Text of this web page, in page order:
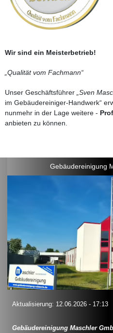
Wir sind ein Meisterbetrieb!
Qualität vom Fachmann
Unser Geschäftsführer Sven
im Gebäudereiniger-Handwerk
nunmehr in der Lage weitere -
anbieten zu können.
Gebäudereinigung
Aktualisierung: 12.06.2026 - 17:13
Gebäudereinigung Maschler